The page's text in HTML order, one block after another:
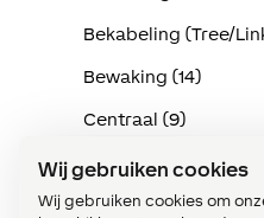
Wij gebruiken cookies
Wij gebruiken cookies om
Bekabeling (Tree/
Bewaking (14)
Centraal (9)
Config (217)
Energie (10)